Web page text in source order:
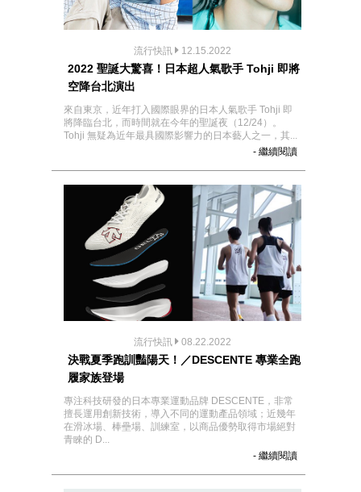
流行快訊 12.15.2022
2022 聖誕大驚喜！日本超人氣歌手 Tohji 即將
空降台北演出
來自東京，近年打入國際眼界的日本人氣歌手 Tohji 即
將降臨台北，而時間就在今年的聖誕夜（12/24）。
Tohji 無疑為近年最具國際影響力的日本藝人之一，其...
- 繼續閱讀
流行快訊 08.22.2022
決戰夏季跑訓豔陽天！／DESCENTE 專業全跑
履家族登場
專注科技研發的日本專業運動品牌 DESCENTE，非常
擅長運用創新技術，導入不同的運動產品領域；近幾年
在滑冰場、棒壘場、訓練室，以商品優勢取得市場絕對
青睞的 D...
- 繼續閱讀